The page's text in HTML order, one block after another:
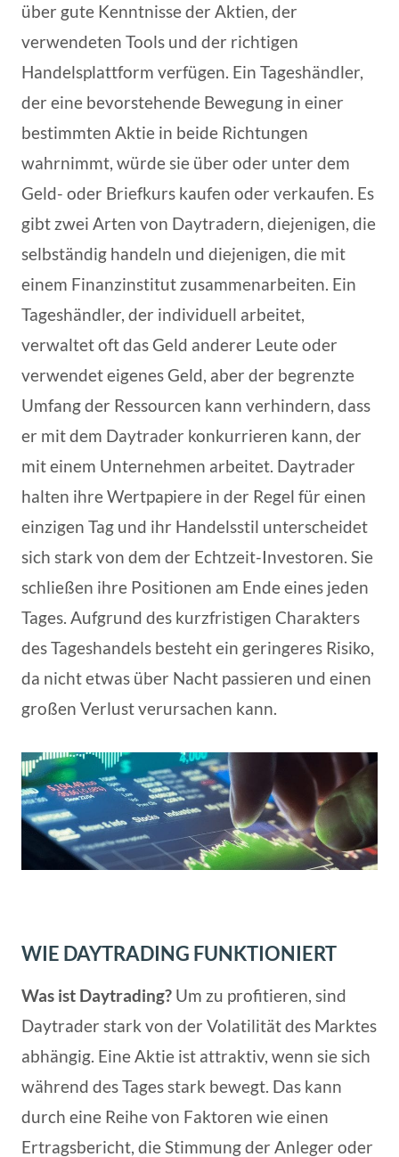
über gute Kenntnisse der Aktien, der
verwendeten Tools und der richtigen
Handelsplattform verfügen. Ein Tageshändler,
der eine bevorstehende Bewegung in einer
bestimmten Aktie in beide Richtungen
wahrnimmt, würde sie über oder unter dem
Geld- oder Briefkurs kaufen oder verkaufen. Es
gibt zwei Arten von Daytradern, diejenigen, die
selbständig handeln und diejenigen, die mit
einem Finanzinstitut zusammenarbeiten. Ein
Tageshändler, der individuell arbeitet,
verwaltet oft das Geld anderer Leute oder
verwendet eigenes Geld, aber der begrenzte
Umfang der Ressourcen kann verhindern, dass
er mit dem Daytrader konkurrieren kann, der
mit einem Unternehmen arbeitet. Daytrader
halten ihre Wertpapiere in der Regel für einen
einzigen Tag und ihr Handelsstil unterscheidet
sich stark von dem der Echtzeit-Investoren. Sie
schließen ihre Positionen am Ende eines jeden
Tages. Aufgrund des kurzfristigen Charakters
des Tageshandels besteht ein geringeres Risiko,
da nicht etwas über Nacht passieren und einen
großen Verlust verursachen kann.
WIE DAYTRADING FUNKTIONIERT
Was ist Daytrading? Um zu profitieren, sind
Daytrader stark von der Volatilität des Marktes
abhängig. Eine Aktie ist attraktiv, wenn sie sich
während des Tages stark bewegt. Das kann
durch eine Reihe von Faktoren wie einen
Ertragsbericht, die Stimmung der Anleger oder